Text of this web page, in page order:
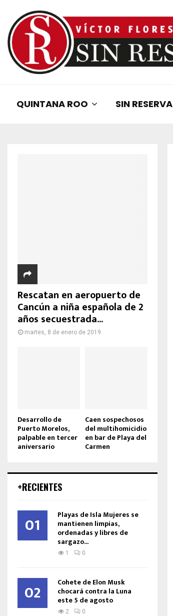
QUINTANA ROO SIN RESERVA
Rescatan en aeropuerto de
Cancún a niña española de 2
años secuestrada...
martes, 8 de enero de 2019
Desarrollo de
Puerto Morelos,
palpable en tercer
aniversario
Caen sospechosos
del multihomicidio
en bar de Playa del
Carmen
+RECIENTES
01 Playas de Isla Mujeres se
mantienen limpias,
ordenadas y libres de
sargazo...
1 0
02 Cohete de Elon Musk
chocará contra la Luna
este 5 de agosto
2 0